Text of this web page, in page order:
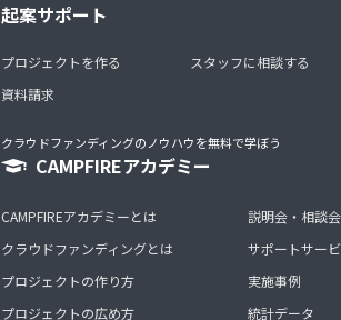
起案サポート
プロジェクトを作る
資料請求
スタッフに相談する
クラウドファンディングのノウハウを無料で学ぼう
CAMPFIREアカデミー
CAMPFIREアカデミーとは
クラウドファンディングとは
プロジェクトの作り方
プロジェクトの広め方
説明会・相談会
サポートサー
実施事例
統計データ